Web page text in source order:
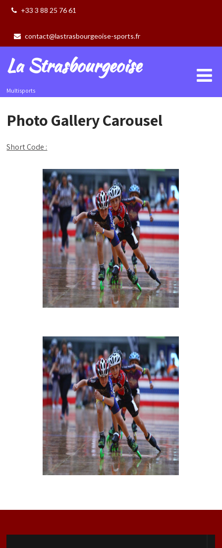
+33 3 88 25 76 61
contact@lastrasbourgeoise-sports.fr
La Strasbourgeoise
Multisports
Photo Gallery Carousel
Short Code :